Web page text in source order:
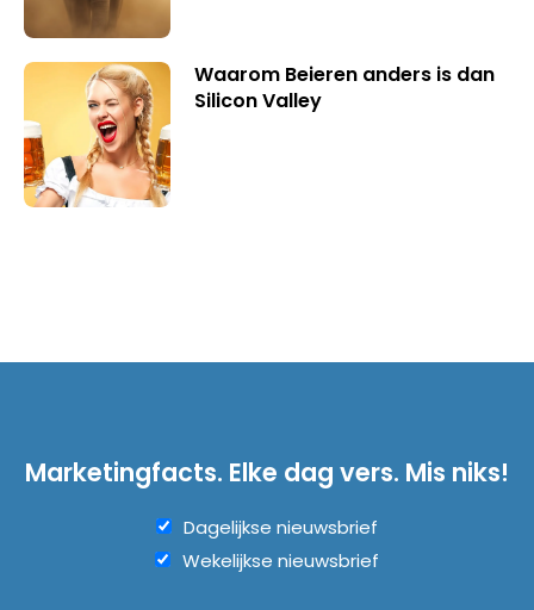
Waarom Beieren anders is dan
Silicon Valley
Marketingfacts. Elke dag vers. Mis niks!
Dagelijkse nieuwsbrief
Wekelijkse nieuwsbrief